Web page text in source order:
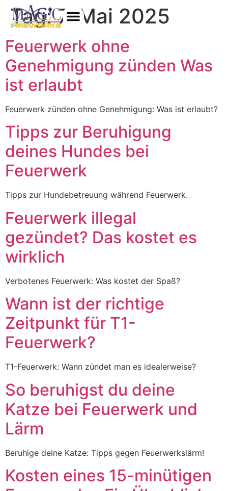
Tag:7. Mai 2025
Feuerwerk ohne
Genehmigung zünden Was
ist erlaubt
Feuerwerk zünden ohne Genehmigung: Was ist erlaubt?
Tipps zur Beruhigung
deines Hundes bei
Feuerwerk
Tipps zur Hundebetreuung während Feuerwerk.
Feuerwerk illegal
gezündet? Das kostet es
wirklich
Verbotenes Feuerwerk: Was kostet der Spaß?
Wann ist der richtige
Zeitpunkt für T1-
Feuerwerk?
T1-Feuerwerk: Wann zündet man es idealerweise?
So beruhigst du deine
Katze bei Feuerwerk und
Lärm
Beruhige deine Katze: Tipps gegen Feuerwerkslärm!
Kosten eines 15-minütigen